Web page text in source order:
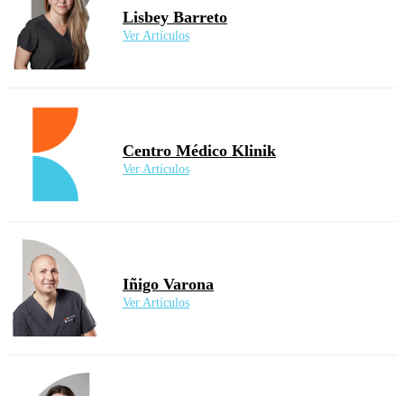
Lisbey Barreto
Ver Artículos
Centro Médico Klinik
Ver Artículos
Iñigo Varona
Ver Artículos